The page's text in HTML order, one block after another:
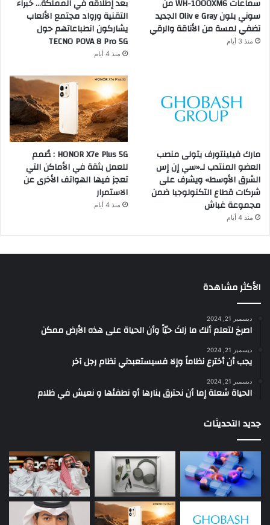
سماعات WH-1000XM6 من
سوني بلون Oliv e Gray الجديد
تضفي لمسة من الأناقة والرقي
منذ 3 أيام
بعد إطلاقه في المملكة… خبراء
التقنية ورواد مجتمع الألعاب
يشاركون انطباعاتهم حول
TECNO POVA 8 Pro 5G
منذ 4 أيام
مارك فيلينتورف يتولى منصب
العضو المنتدب لـ«سي إن إس
الشرق الأوسط» ويشرف على
شركات قطاع التكنولوجيا ضمن
مجموعة غباش
منذ 4 أيام
HONOR X7e Plus 5G : صُمم
للعمل بثقة في الأماكن التي
تعجز فيها الهواتف الأخرى عن
الاستمرار
منذ 4 أيام
الأكثر مشاهدة
ديسمبر 21, 2024
‫اصرخ لتعلم أنك ما زلتَ حيّاً وأن الحياة على هذه الأرض ممكن
ديسمبر 21, 2024
يجب أن أخترع نظاماً وإلا فسيستعبدني نظام رجل آخر
ديسمبر 21, 2024
الحياة شعلة إما أن نحترق بنارها أو نطفئها و نعيش في ظلام
جديد التحديثات